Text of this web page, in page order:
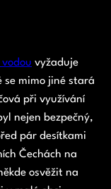
vyžaduje
se mimo jiné stará
při využívání
nejen bezpečný,
pár desítkami
Čechách na
osvěžit na